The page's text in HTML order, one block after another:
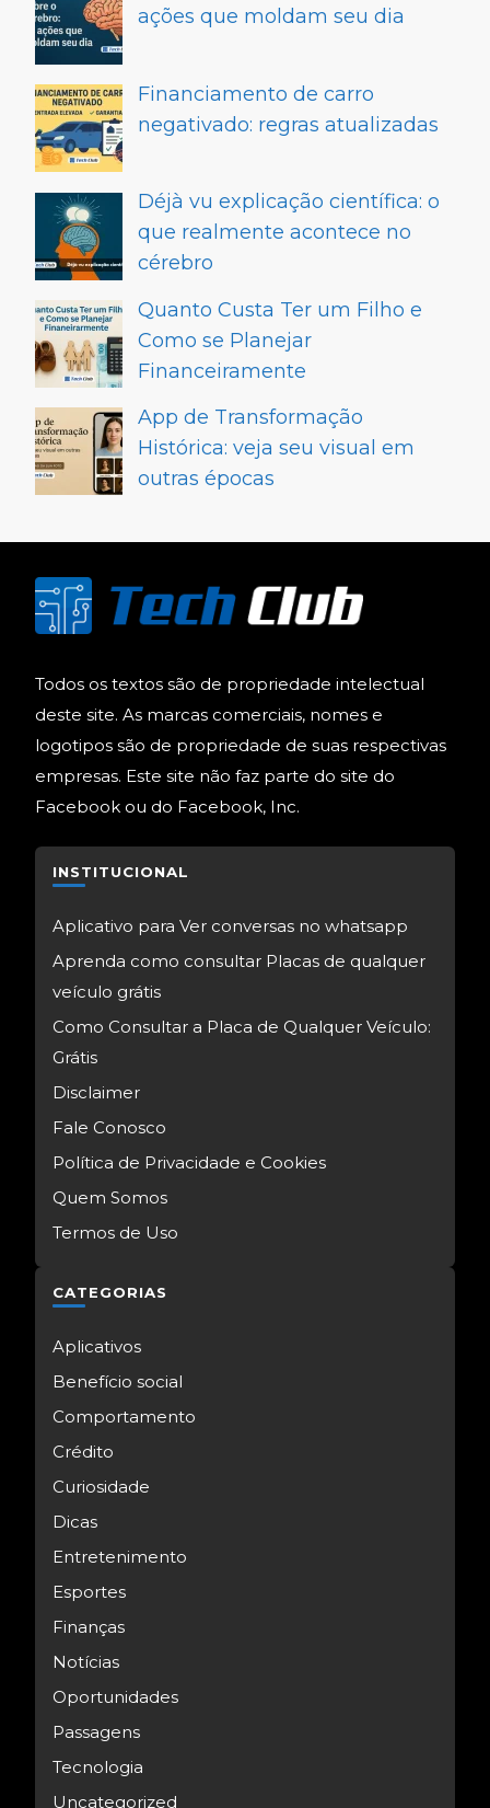
ações que moldam seu dia
Financiamento de carro
negativado: regras atualizadas
Déjà vu explicação científica: o
que realmente acontece no
cérebro
Quanto Custa Ter um Filho e
Como se Planejar
Financeiramente
App de Transformação
Histórica: veja seu visual em
outras épocas
Todos os textos são de propriedade intelectual
deste site. As marcas comerciais, nomes e
logotipos são de propriedade de suas respectivas
empresas. Este site não faz parte do site do
Facebook ou do Facebook, Inc.
INSTITUCIONAL
Aplicativo para Ver conversas no whatsapp
Aprenda como consultar Placas de qualquer
veículo grátis
Como Consultar a Placa de Qualquer Veículo:
Grátis
Disclaimer
Fale Conosco
Política de Privacidade e Cookies
Quem Somos
Termos de Uso
CATEGORIAS
Aplicativos
Benefício social
Comportamento
Crédito
Curiosidade
Dicas
Entretenimento
Esportes
Finanças
Notícias
Oportunidades
Passagens
Tecnologia
Uncategorized